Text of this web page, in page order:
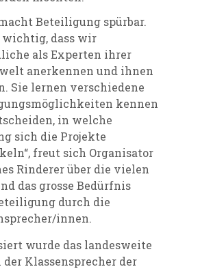
Beteiligung spürbar.
wichtig, dass wir
als Experten ihrer
anerkennen und ihnen
Sie lernen verschiedene
kennen
in welche
sich die Projekte
freut sich Organisator
Rinderer über die vielen
das grosse Bedürfnis
durch die
innen.
wurde das landesweite
Klassensprecher der